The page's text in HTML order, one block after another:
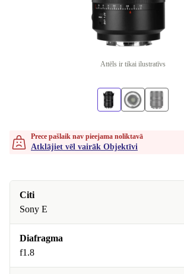
Attēls ir tikai ilustratīvs
Prece pašlaik nav pieejama noliktavā
Atklājiet vēl vairāk Objektīvi
Citi
Sony E
Diafragma
f1.8